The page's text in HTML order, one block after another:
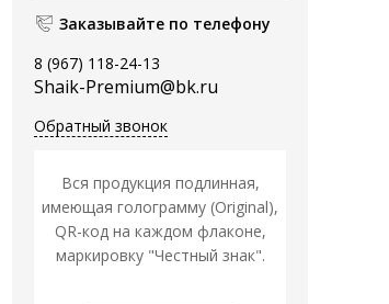
Заказывайте по телефону
8 (967) 118-24-13
Shaik-Premium@bk.ru
Обратный звонок
Вся продукция подлинная,
имеющая голограмму (Original),
QR-код на каждом флаконе,
маркировку "Честный знак".